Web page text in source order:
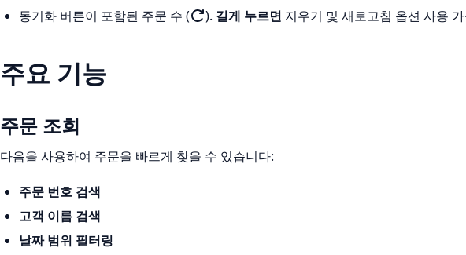
동기화 버튼이 포함된 주문 수 ( ). 길게 누르면 지우기 및 새로고침 옵션 사용
주요 기능
주문 조회
다음을 사용하여 주문을 빠르게 찾을 수 있습니다:
주문 번호 검색
고객 이름 검색
날짜 범위 필터링